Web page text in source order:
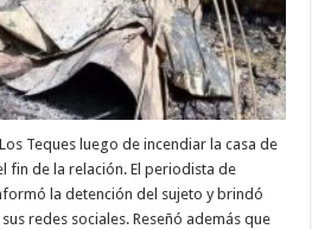
Teques luego de incendiar la casa de
fin de la relación. El periodista de
la detención del sujeto y brindó
redes sociales. Reseñó además que